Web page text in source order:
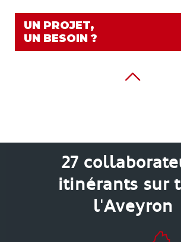
UN PROJET,
UN BESOIN ?
27
itinérants sur
l'Aveyron